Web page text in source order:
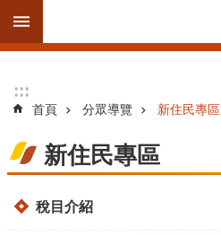
跳到主要內容區塊
階
搜
訊
:::
:::
首頁 分眾導覽 新住民專區
新住民專區
稅目介紹